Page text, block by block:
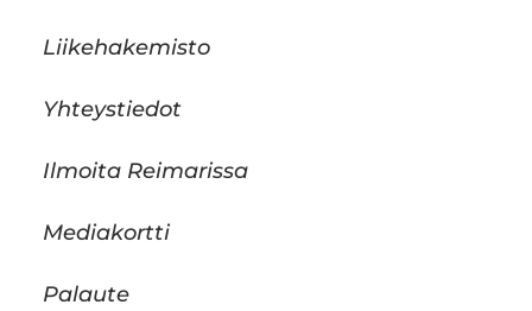
Liikehakemisto
Yhteystiedot
Ilmoita Reimarissa
Mediakortti
Palaute